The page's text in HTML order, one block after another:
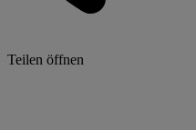
Teilen öffnen